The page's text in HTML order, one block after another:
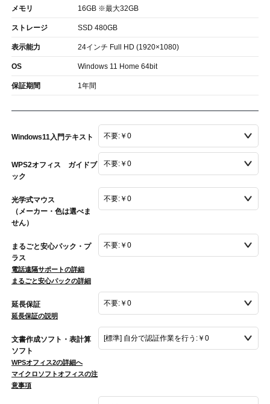
メモリ 16GB ※最大32GB
ストレージ SSD 480GB
表示能力 24インチ Full HD (1920×1080)
OS Windows 11 Home 64bit
保証期間 1年間
Windows11入門テキスト
WPS2オフィス ガイドブ
ック
光学式マウス
（メーカー・色は選べま
せん）
まるごと安心パック・プ
ラス
電話遠隔サポートの詳細
まるごと安心パックの詳細
延長保証
延長保証の説明
文書作成ソフト・表計算
ソフト
WPSオフィス2の詳細へ
マイクロソフトオフィスの注
意事項